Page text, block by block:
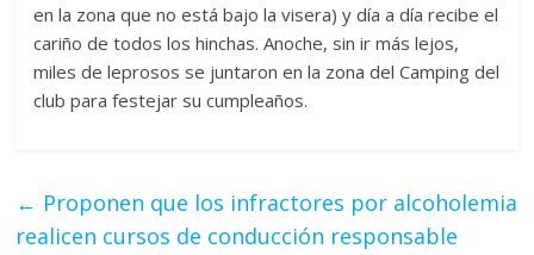
en la zona que no está bajo la visera) y día a día recibe el
cariño de todos los hinchas. Anoche, sin ir más lejos,
miles de leprosos se juntaron en la zona del Camping del
club para festejar su cumpleaños.
← Proponen que los infractores por alcoholemia
realicen cursos de conducción responsable